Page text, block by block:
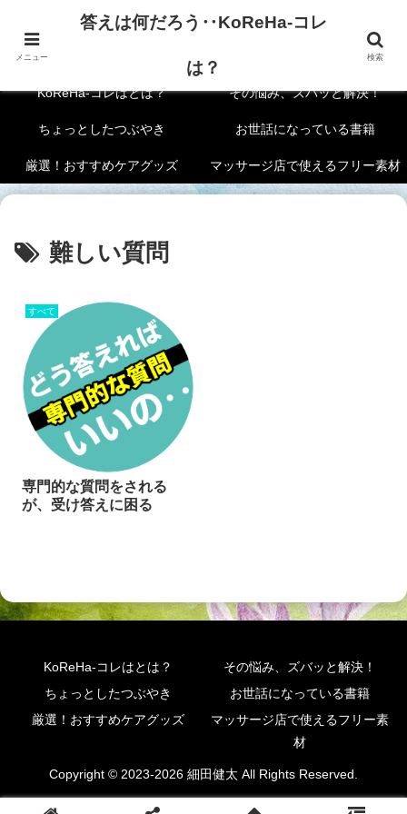
答えは何だろう‥KoReHa-コレは？
KoReHa-コレはとは？ その悩み、ズバッと解決！
ちょっとしたつぶやき お世話になっている書籍
厳選！おすすめケアグッズ マッサージ店で使えるフリー素材
難しい質問
すべて
専門的な質問をされる
が、受け答えに困る
KoReHa-コレはとは？
その悩み、ズバッと解決！
ちょっとしたつぶやき
お世話になっている書籍
厳選！おすすめケアグッズ
マッサージ店で使えるフリー素
材
Copyright © 2023-2026 細田健太 All Rights Reserved.
メニュー
答えは何だろう‥KoReHa-コレ
は？
検索